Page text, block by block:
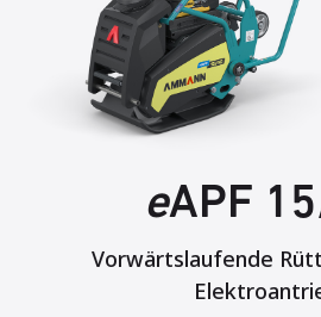
eAPF
Vorwärtslaufende